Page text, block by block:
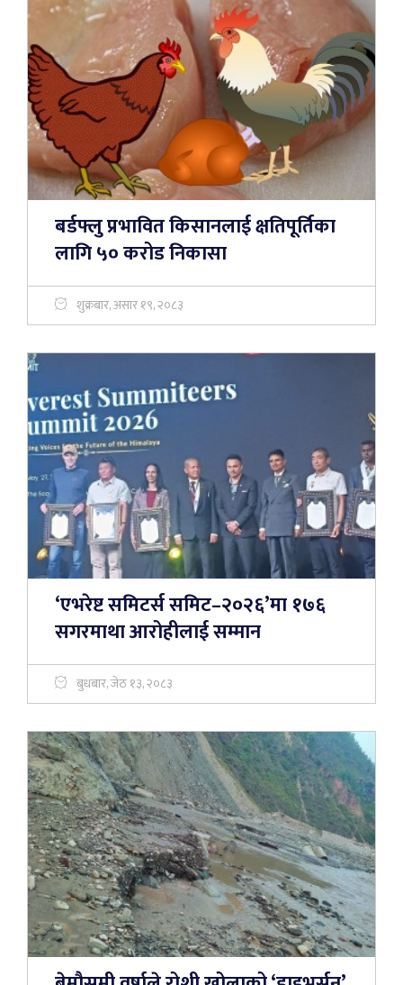
बर्डफ्लु प्रभावित किसानलाई क्षतिपूर्तिका
लागि ५० करोड निकासा
शुक्रबार, असार १९, २०८३
‘एभरेष्ट समिटर्स समिट–२०२६’मा १७६
सगरमाथा आरोहीलाई सम्मान
बुधबार, जेठ १३, २०८३